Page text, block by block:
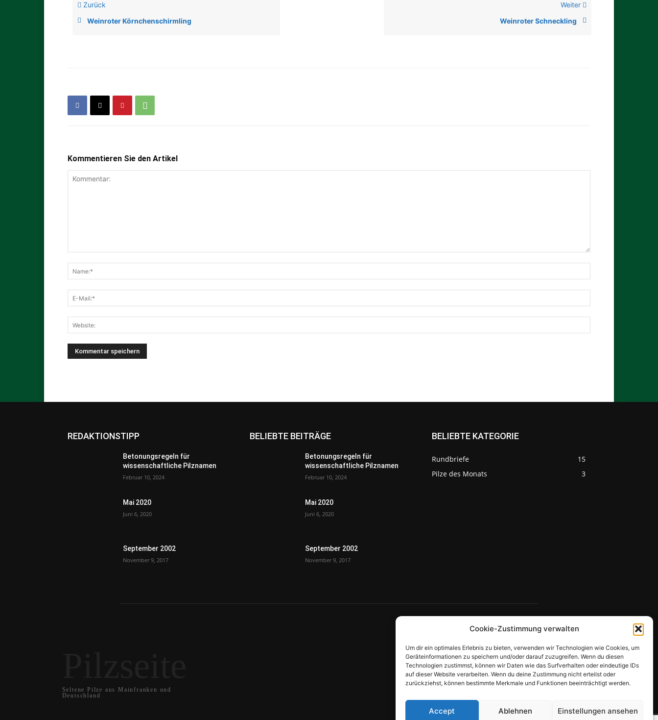
Cookie-Zustimmung verwalten
Um dir ein optimales Erlebnis zu bieten, verwenden wir Technologien wie Cookies, um
Geräteinformationen zu speichern und/oder darauf zuzugreifen. Wenn du diesen
Technologien zustimmst, können wir Daten wie das Surfverhalten oder eindeutige IDs
auf dieser Website verarbeiten. Wenn du deine Zustimmung nicht erteilst oder
zurückziehst, können bestimmte Merkmale und Funktionen beeinträchtigt werden.
Accept Ablehnen Einstellungen ansehen
Zurück
Weinroter Körnchenschirmling
Weiter
Weinroter Schneckling
Kommentieren Sie den Artikel
REDAKTIONSTIPP
Betonungsregeln für
wissenschaftliche Pilznamen
Februar 10, 2024
Mai 2020
Juni 6, 2020
September 2002
November 9, 2017
BELIEBTE BEITRÄGE
Betonungsregeln für
wissenschaftliche Pilznamen
Februar 10, 2024
Mai 2020
Juni 6, 2020
September 2002
November 9, 2017
BELIEBTE KATEGORIE
Rundbriefe
15
Pilze des Monats
3
Seltene Pilze aus Mainfranken und
Deutschland